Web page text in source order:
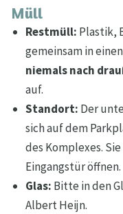
Müll
Restmüll: Plastik,
gemeinsam in
niemals nach
auf.
Standort: Der
sich auf dem
des Komplexes.
Eingangstür öffnen.
Glas: Bitte in den
Albert Heijn.